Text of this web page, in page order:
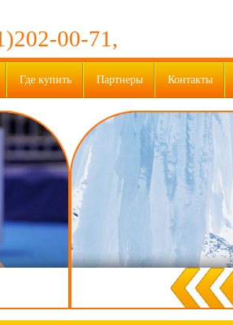
00-71,
Где купить Партнеры Контакты